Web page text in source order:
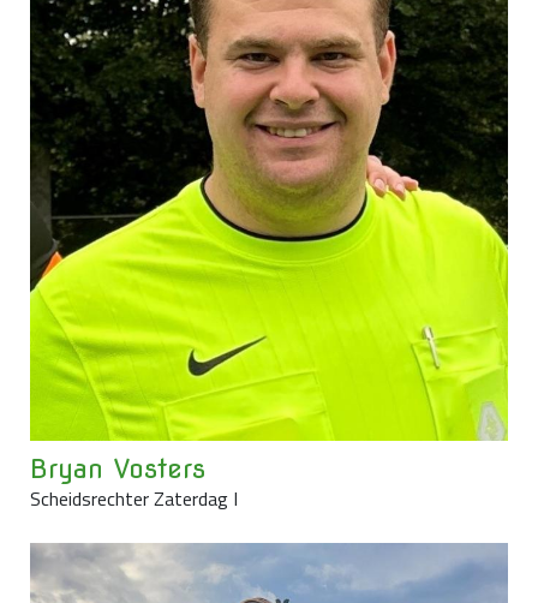
Bryan Vosters
Scheidsrechter Zaterdag I